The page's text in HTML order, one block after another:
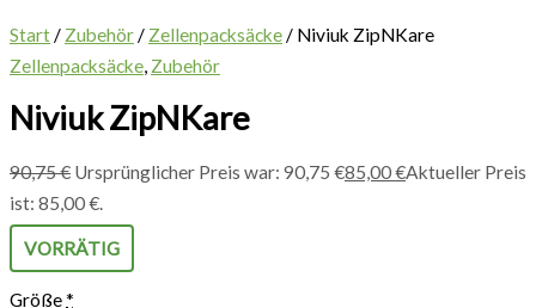
Start/ Zubehör/ Zellenpacksäcke/ Niviuk ZipNKare
Zellenpacksäcke, Zubehör
Niviuk ZipNKare
90,75€ Ursprünglicher Preis war: 90,75 €85,00€Aktueller Preis
ist: 85,00 €.
VORRÄTIG
Größe*